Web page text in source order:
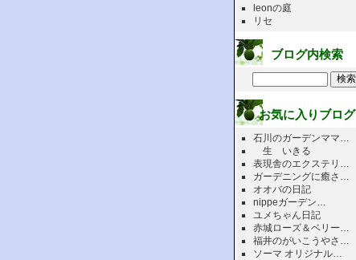
leonの庭
リセ
ブログ内検索
お気に入りブログ
石川のガーデンママ…
生 いきる
表現舎のエクステリ…
ガーデニングに癒さ…
オオバの日記
nippeガーデン…
ユメちゃん日記
赤城ローズ＆ベリー…
福井のがいこうやさ…
ソーマ オリジナル…